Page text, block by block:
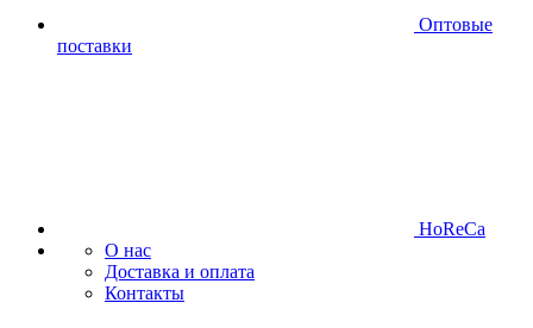
Оптовые
поставки
HoReCa
О нас
Доставка и оплата
Контакты